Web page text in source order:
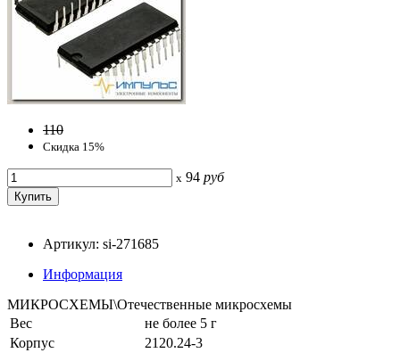
110
Скидка 15%
x 94 руб
Артикул: si-271685
Информация
МИКРОСХЕМЫ\Отечественные микросхемы
Вес
не более 5 г
Корпус
2120.24-3